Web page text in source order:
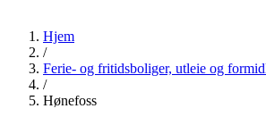
Hjem
/
Ferie- og fritidsboliger, utleie og
/
Hønefoss